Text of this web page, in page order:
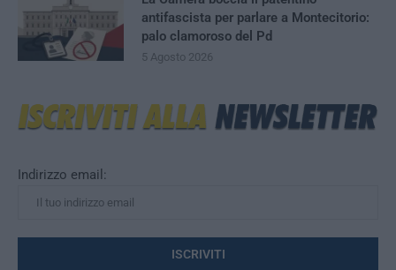
Indirizzo email:
antifascista per parlare a Montecitorio:
palo clamoroso del Pd
5 Agosto 2026